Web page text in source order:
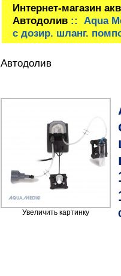
Интернет-магазин
Автодолив:: Aqua
с дозир. шланг.
Автодолив
Увеличить картинку